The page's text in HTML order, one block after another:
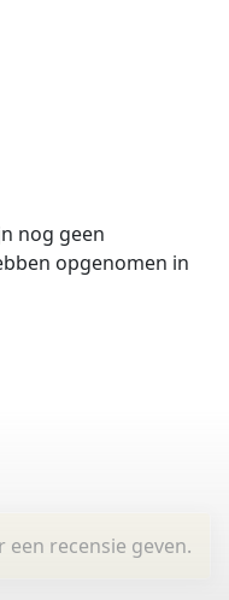
nog geen
opgenomen in
een recensie geven.